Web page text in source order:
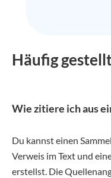
Häufig
Wie zitiere ich aus
Du kannst einen
Verweis im Text und
erstellst. Die